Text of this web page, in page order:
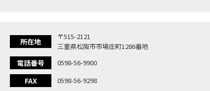
所在地
〒515-2121
三重県松阪市市場庄町1286番地
電話番号 0598-56-9900
FAX 0598-56-9298